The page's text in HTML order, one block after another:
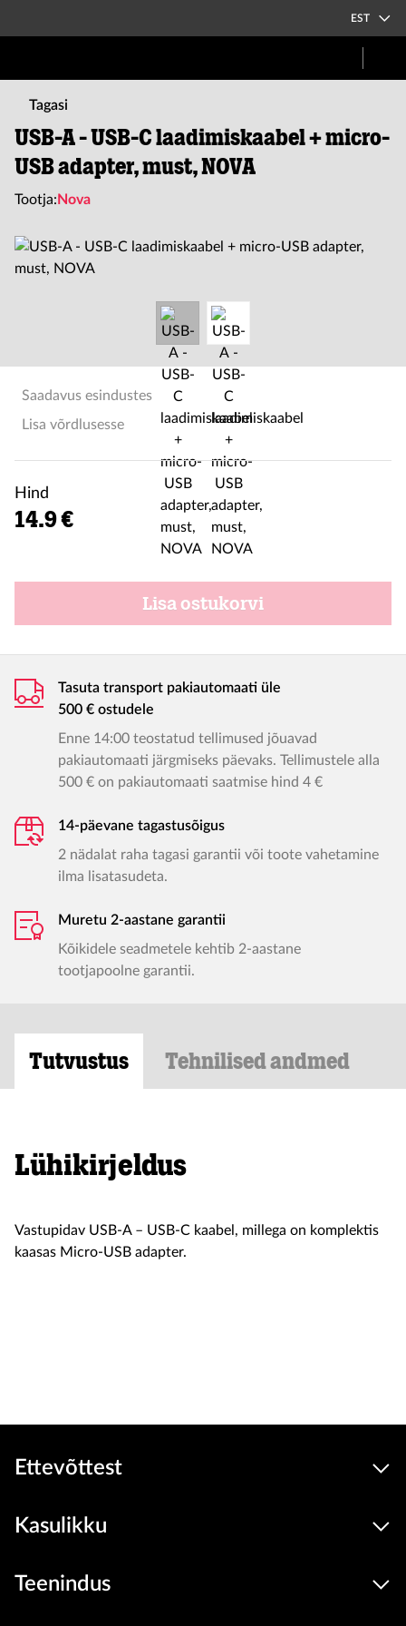
EST
Tagasi
USB-A - USB-C laadimiskaabel + micro-
USB adapter, must, NOVA
Tootja: Nova
Saadavus esindustes
Lisa võrdlusesse
Hind
14.9 €
Lisa ostukorvi
Tasuta transport pakiautomaati üle
500 € ostudele
Enne 14:00 teostatud tellimused jõuavad
pakiautomaati järgmiseks päevaks. Tellimustele alla
500 € on pakiautomaati saatmise hind 4 €
14-päevane tagastusõigus
2 nädalat raha tagasi garantii või toote vahetamine
ilma lisatasudeta.
Muretu 2-aastane garantii
Kõikidele seadmetele kehtib 2-aastane
tootjapoolne garantii.
Tutvustus Tehnilised andmed
Lühikirjeldus
Vastupidav USB-A – USB-C kaabel, millega on komplektis
kaasas Micro-USB adapter.
Ettevõttest
Kasulikku
Teenindus